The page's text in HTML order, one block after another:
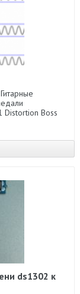
Distortion Boss
ds1302 к